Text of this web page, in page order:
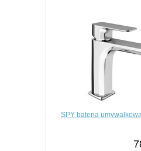
SPY bateria